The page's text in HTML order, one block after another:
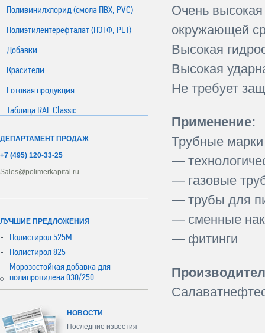
Поливинилхлорид (смола ПВХ, PVC)
Полиэтилентерефталат (ПЭТФ, PET)
Добавки
Красители
Готовая продукция
Таблица RAL Classic
ДЕПАРТАМЕНТ ПРОДАЖ
+7 (495) 120-33-25
Sales@polimerkapital.ru
ЛУЧШИЕ ПРЕДЛОЖЕНИЯ
Полистирол 525М
Полистирол 825
Морозостойкая добавка для
полипропилена 030/250
НОВОСТИ
Последние известия
Очень высокая
окружающей
Высокая
Высокая
Не требует
Применение:
Трубные
—
— газовые
— трубы для
— сменные
— фитинги